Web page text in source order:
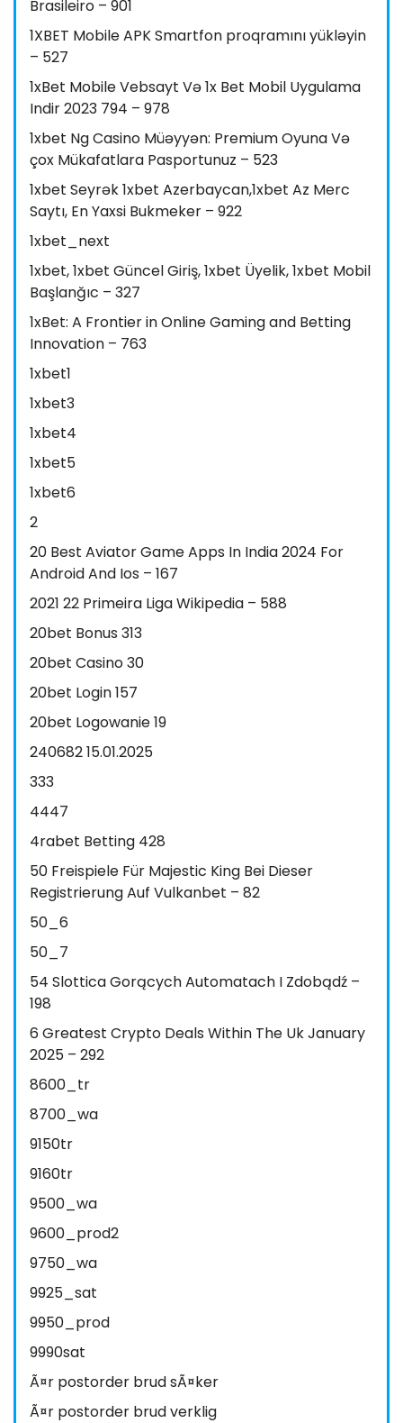
Brasileiro – 901
1XBET Mobile APK Smartfon proqramını yükləyin
– 527
1xBet Mobile Vebsayt Və 1x Bet Mobil Uygulama
Indir 2023 794 – 978
1xbet Ng Casino Müəyyən: Premium Oyuna Və
çox Mükafatlara Pasportunuz – 523
1xbet Seyrək 1xbet Azerbaycan,1xbet Az Merc
Saytı, En Yaxsi Bukmeker – 922
1xbet_next
1xbet, 1xbet Güncel Giriş, 1xbet Üyelik, 1xbet Mobil
Başlanğıc – 327
1xBet: A Frontier in Online Gaming and Betting
Innovation – 763
1xbet1
1xbet3
1xbet4
1xbet5
1xbet6
2
20 Best Aviator Game Apps In India 2024 For
Android And Ios – 167
2021 22 Primeira Liga Wikipedia – 588
20bet Bonus 313
20bet Casino 30
20bet Login 157
20bet Logowanie 19
240682 15.01.2025
333
4447
4rabet Betting 428
50 Freispiele Für Majestic King Bei Dieser
Registrierung Auf Vulkanbet – 82
50_6
50_7
54 Slottica Gorących Automatach I Zdobądź –
198
6 Greatest Crypto Deals Within The Uk January
2025 – 292
8600_tr
8700_wa
9150tr
9160tr
9500_wa
9600_prod2
9750_wa
9925_sat
9950_prod
9990sat
Ã¤r postorder brud sÃ¤ker
Ã¤r postorder brud verklig